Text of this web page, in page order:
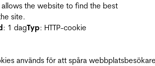
the website to find the best
site.
: 1 dagTyp: HTTP-cookie
används för att spåra